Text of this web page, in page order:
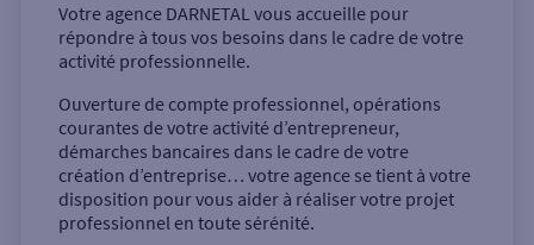
Votre agence DARNETALvous accueille pour
répondre à tous vos besoins dans le cadre de votre
activité professionnelle.
Ouverture de compte professionnel, opérations
courantes de votre activité d’entrepreneur,
démarches bancaires dans le cadre de votre
création d’entreprise… votre agence se tient à votre
disposition pour vous aider à réaliser votre projet
professionnel en toute sérénité.